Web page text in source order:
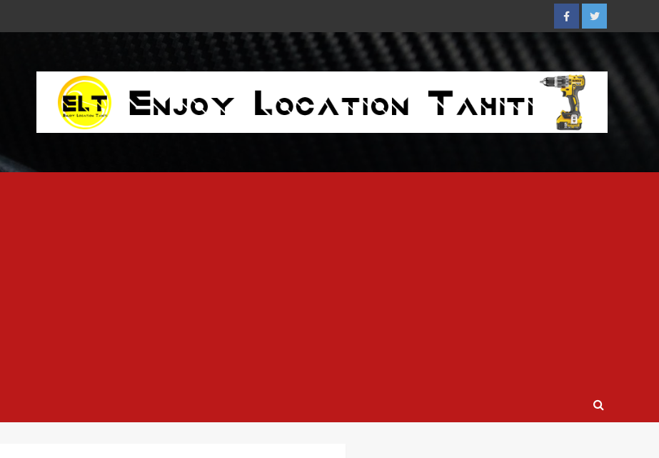
FacebookTwitter